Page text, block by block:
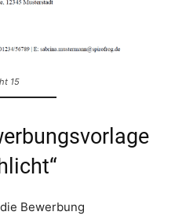
15
Bewerbung